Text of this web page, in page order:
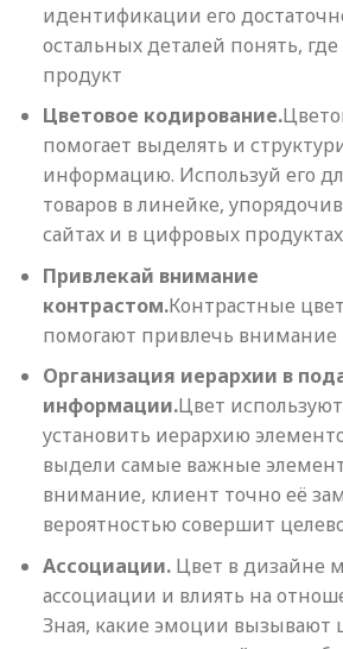
идентификации его
остальных деталей понять,
продукт
Цветовое кодирование.
помогает выделять и
информацию. Используй его
товаров в линейке,
сайтах и в цифровых
Привлекай внимание
контрастом.Контрастные
помогают привлечь внимание
Организация иерархии в
информации.Цвет
установить иерархию
выдели самые важные
внимание, клиент точно её
вероятностью совершит
Ассоциации. Цвет в дизайне
ассоциации и влиять на
Зная, какие эмоции вызывают